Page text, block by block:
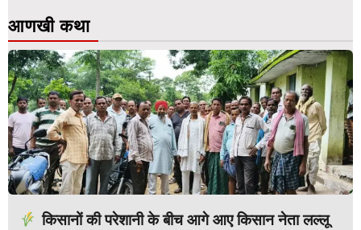
आणखी कथा
किसानों की परेशानी के बीच आगे आए किसान नेता लल्लू